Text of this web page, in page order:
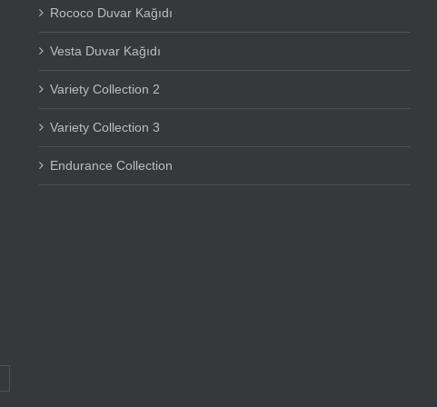
Rococo Duvar Kağıdı
Vesta Duvar Kağıdı
Variety Collection 2
Variety Collection 3
Endurance Collection